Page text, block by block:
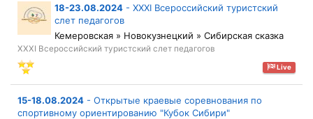
18-23.08.2024 - XXXI Всероссийский туристский
слет педагогов
Кемеровская » Новокузнецкий » Сибирская сказка
XXXI Всероссийский туристский слет педагогов
Live
15-18.08.2024 - Открытые краевые соревнования по
спортивному ориентированию "Кубок Сибири"